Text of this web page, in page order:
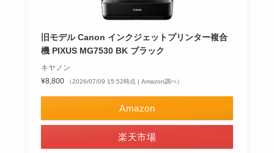
旧モデル Canon インクジェットプリンター複合
機 PIXUS MG7530 BK ブラック
キヤノン
¥8,800
（2026/07/09 15:52時点 | Amazon調べ）
Amazon
楽天市場